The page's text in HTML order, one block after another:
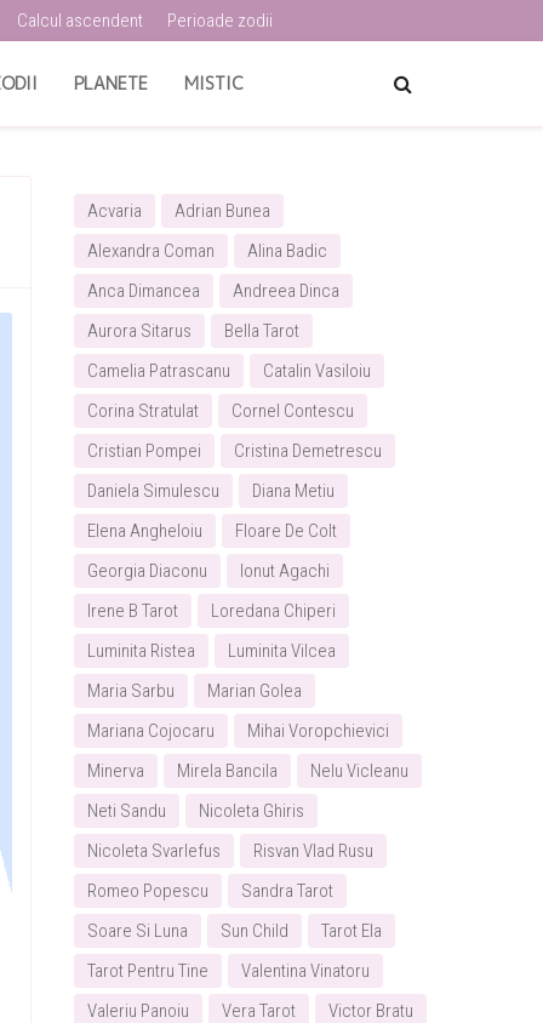
Calcul ascendent Perioade zodii
PLANETE MISTIC
Acvaria
Adrian Bunea
Alexandra Coman
Alina Badic
Anca Dimancea
Andreea Dinca
Aurora Sitarus
Bella Tarot
Camelia Patrascanu
Catalin Vasiloiu
Corina Stratulat
Cornel Contescu
Cristian Pompei
Cristina Demetrescu
Daniela Simulescu
Diana Metiu
Elena Angheloiu
Floare De Colt
Georgia Diaconu
Ionut Agachi
Irene B Tarot
Loredana Chiperi
Luminita Ristea
Luminita Vilcea
Maria Sarbu
Marian Golea
Mariana Cojocaru
Mihai Voropchievici
Minerva
Mirela Bancila
Nelu Vicleanu
Neti Sandu
Nicoleta Ghiris
Nicoleta Svarlefus
Risvan Vlad Rusu
Romeo Popescu
Sandra Tarot
Soare Si Luna
Sun Child
Tarot Ela
Tarot Pentru Tine
Valentina Vinatoru
Valeriu Panoiu
Vera Tarot Victor Bratu